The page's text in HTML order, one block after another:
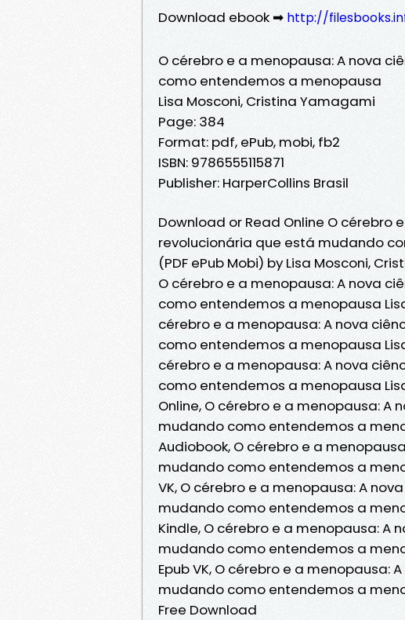
Download ebook ➡ http://
O cérebro e a menopausa: A nova
como entendemos a menopausa
Lisa Mosconi, Cristina Yamagami
Page: 384
Format: pdf, ePub, mobi, fb2
ISBN: 9786555115871
Publisher: HarperCollins Brasil
Download or Read Online O cérebro
revolucionária que está mudando
(PDF ePub Mobi) by Lisa Mosconi,
O cérebro e a menopausa: A nova
como entendemos a menopausa
cérebro e a menopausa: A nova
como entendemos a menopausa
cérebro e a menopausa: A nova
como entendemos a menopausa
Online, O cérebro e a menopausa:
mudando como entendemos a
Audiobook, O cérebro e a
mudando como entendemos a
VK, O cérebro e a menopausa: A
mudando como entendemos a
Kindle, O cérebro e a menopausa: A
mudando como entendemos a
Epub VK, O cérebro e a
mudando como entendemos a
Free Download